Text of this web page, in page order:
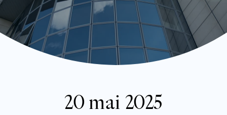
20 mai 2025